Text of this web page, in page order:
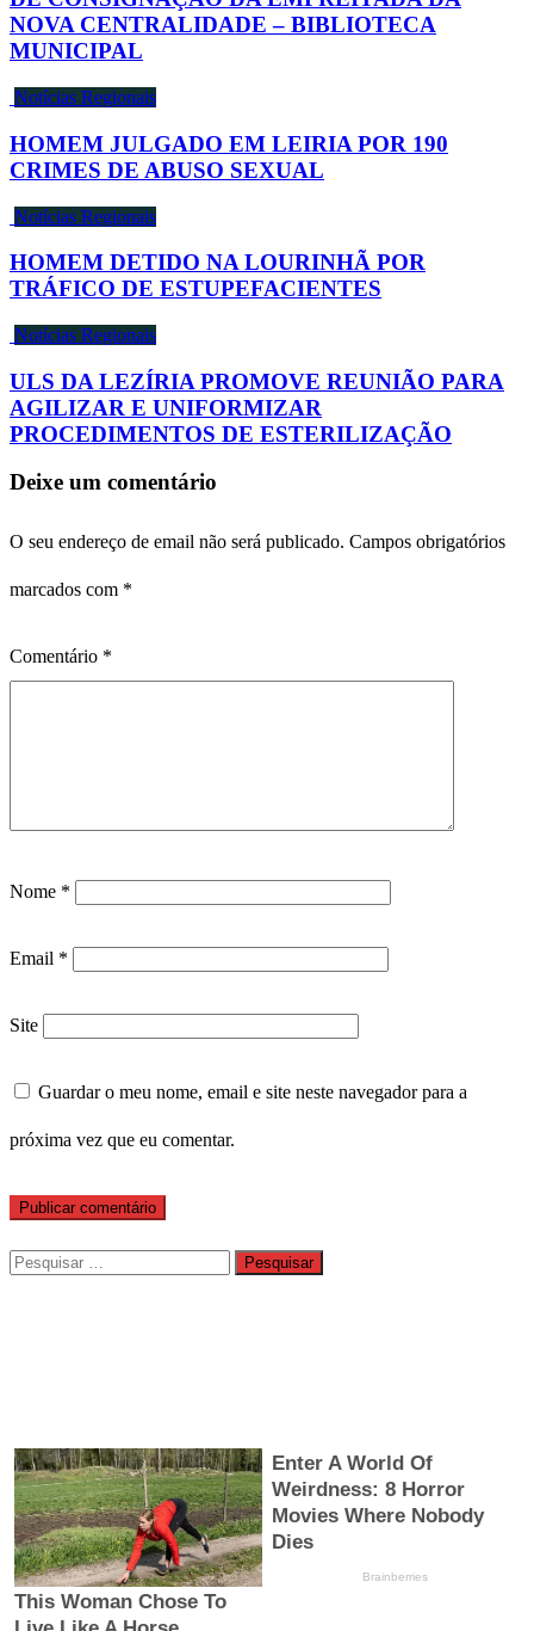
NOVA CENTRALIDADE – BIBLIOTECA
MUNICIPAL
Notícias Regionais
HOMEM JULGADO EM LEIRIA POR 190
CRIMES DE ABUSO SEXUAL
Notícias Regionais
HOMEM DETIDO NA LOURINHÃ POR
TRÁFICO DE ESTUPEFACIENTES
Notícias Regionais
ULS DA LEZÍRIA PROMOVE REUNIÃO PARA
AGILIZAR E UNIFORMIZAR
PROCEDIMENTOS DE ESTERILIZAÇÃO
Deixe um comentário
O seu endereço de email não será publicado. Campos obrigatórios
marcados com *
Comentário *
Nome *
Email *
Site
Guardar o meu nome, email e site neste navegador para a
próxima vez que eu comentar.
Pesquisar
por: